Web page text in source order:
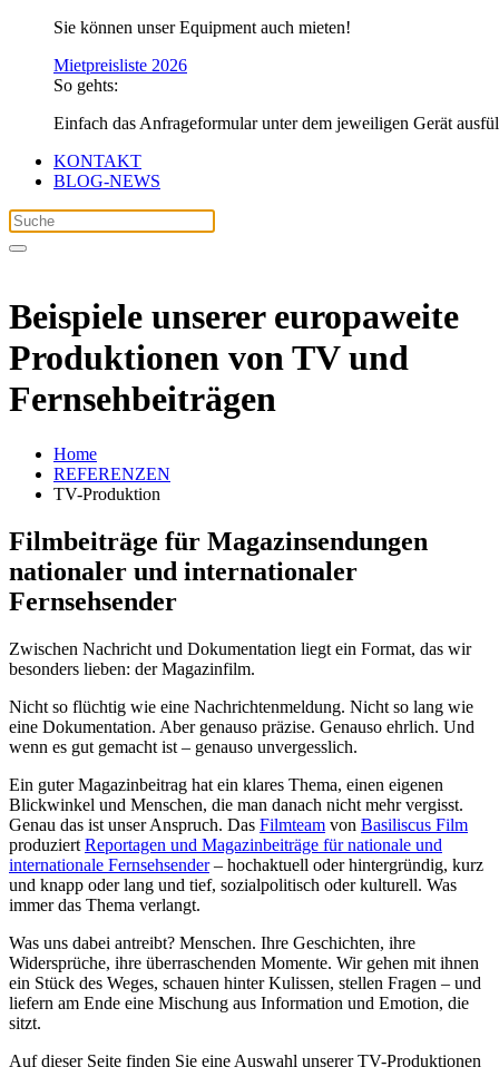
Sie können unser Equipment auch mieten!
Mietpreisliste 2026
So gehts:
Einfach das Anfrageformular unter dem jeweiligen Gerät
KONTAKT
BLOG-NEWS
Beispiele unserer europaweite
Produktionen von TV und
Fernsehbeiträgen
Home
REFERENZEN
TV-Produktion
Filmbeiträge für Magazinsendungen
nationaler und internationaler
Fernsehsender
Zwischen Nachricht und Dokumentation liegt ein Format, das wir
besonders lieben: der Magazinfilm.
Nicht so flüchtig wie eine Nachrichtenmeldung. Nicht so lang wie
eine Dokumentation. Aber genauso präzise. Genauso ehrlich. Und
wenn es gut gemacht ist – genauso unvergesslich.
Ein guter Magazinbeitrag hat ein klares Thema, einen eigenen
Blickwinkel und Menschen, die man danach nicht mehr vergisst.
Genau das ist unser Anspruch. Das Filmteam von Basiliscus Film
produziert Reportagen und Magazinbeiträge für nationale und
internationale Fernsehsender– hochaktuell oder hintergründig, kurz
und knapp oder lang und tief, sozialpolitisch oder kulturell. Was
immer das Thema verlangt.
Was uns dabei antreibt? Menschen. Ihre Geschichten, ihre
Widersprüche, ihre überraschenden Momente. Wir gehen mit ihnen
ein Stück des Weges, schauen hinter Kulissen, stellen Fragen – und
liefern am Ende eine Mischung aus Information und Emotion, die
sitzt.
Auf dieser Seite finden Sie eine Auswahl unserer TV-Produktionen